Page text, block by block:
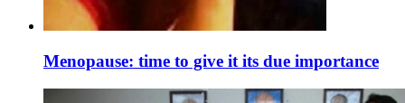
Menopause: time to give it its due importance